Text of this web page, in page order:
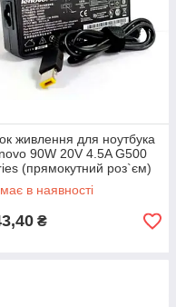
живлення для ноутбука
90W 20V 4.5A G500
(прямокутний роз`єм)
корпус)
в наявності
₴